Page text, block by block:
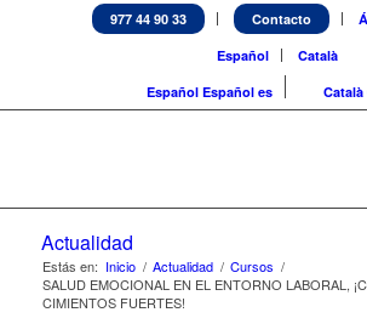
977 44 90 33 Contacto
Español
Català
Español Español es Català
Actualidad
Estás en: Inicio / Actualidad / Cursos /
SALUD EMOCIONAL EN EL ENTORNO LABORAL,
CIMIENTOS FUERTES!